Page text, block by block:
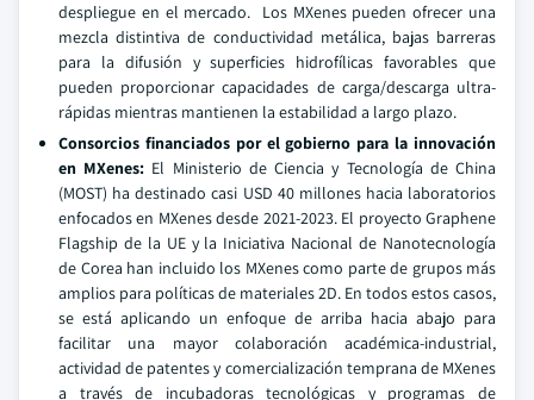
despliegue en el mercado. Los MXenes pueden ofrecer una
mezcla distintiva de conductividad metálica, bajas barreras
para la difusión y superficies hidrofílicas favorables que
pueden proporcionar capacidades de carga/descarga ultra-
rápidas mientras mantienen la estabilidad a largo plazo.
Consorcios financiados por el gobierno para la innovación
en MXenes: El Ministerio de Ciencia y Tecnología de China
(MOST) ha destinado casi USD 40 millones hacia laboratorios
enfocados en MXenes desde 2021-2023. El proyecto Graphene
Flagship de la UE y la Iniciativa Nacional de Nanotecnología
de Corea han incluido los MXenes como parte de grupos más
amplios para políticas de materiales 2D. En todos estos casos,
se está aplicando un enfoque de arriba hacia abajo para
facilitar una mayor colaboración académica-industrial,
actividad de patentes y comercialización temprana de MXenes
a través de incubadoras tecnológicas y programas de